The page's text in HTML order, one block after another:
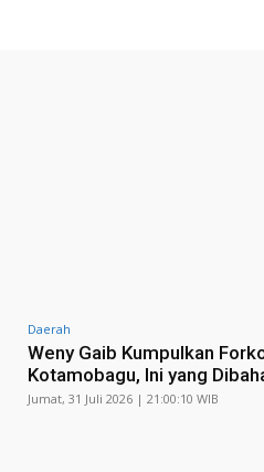
Daerah
Weny Gaib Kumpulkan
Kotamobagu, Ini yang
Jumat, 31 Juli 2026 | 21:00:10 WIB